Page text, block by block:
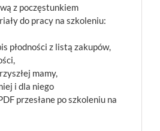
z poczęstunkiem
do pracy na szkoleniu:
płodności z listą zakupów,
mamy,
i dla niego
przesłane po szkoleniu na